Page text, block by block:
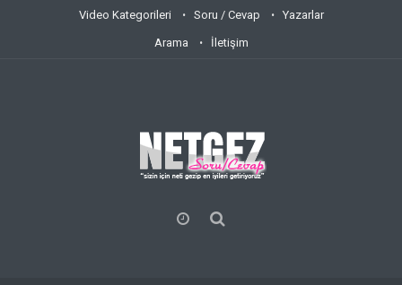
Video Kategorileri Soru / Cevap Yazarlar
Arama İletişim